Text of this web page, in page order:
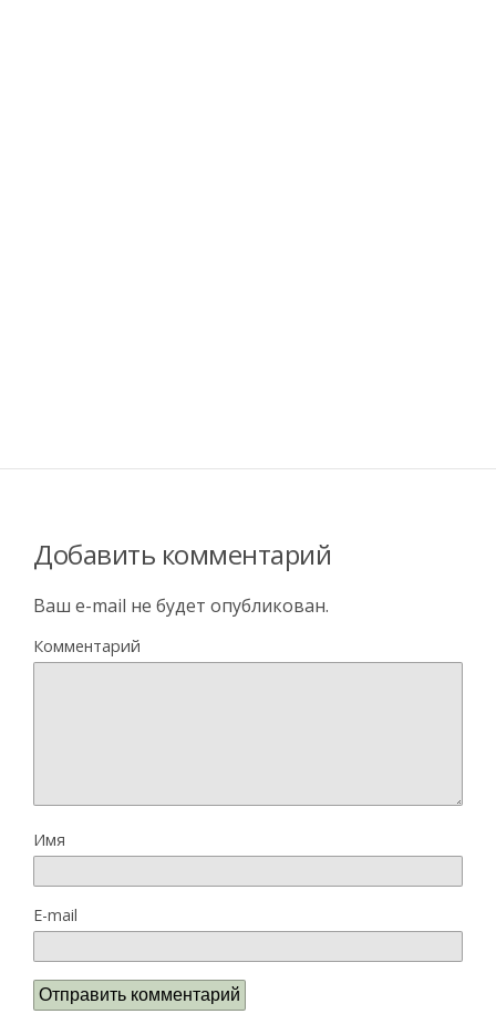
Добавить комментарий
Ваш e-mail не будет опубликован.
Комментарий
Имя
E-mail